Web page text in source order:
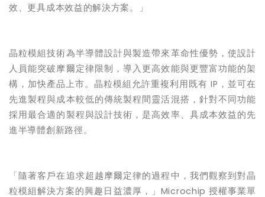
效、更具成本效益的解決方案。」
晶粒模組技術為半導體設計與製造帶來革命性優勢，使設計
人員能突破摩爾定律限制，導入更高效能與更豐富功能的架
構，加快產品上市。晶粒模組允許重複利用既有 IP ，並可在
先進製程與成本較低的傳統製程間靈活混搭，針對不同功能
採用最合適的製程與設計技術，是高效率、具成本效益的先
進半導體創新路徑。
「隨著客戶在追求超越摩爾定律的過程中，我們觀察到對晶
粒模組解決方案的興趣日益濃厚，」 Microchip授權事業單